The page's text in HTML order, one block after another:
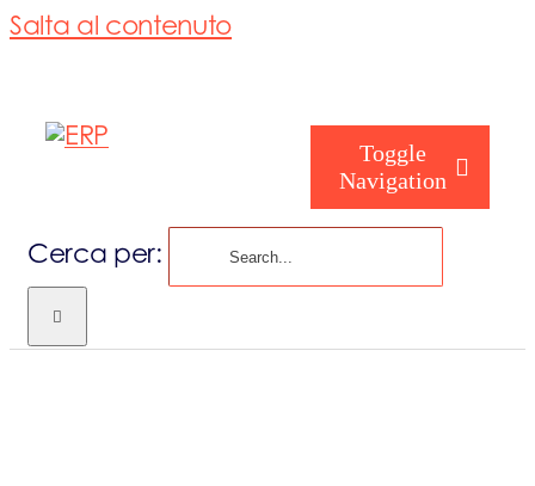
Salta al contenuto
Toggle
Navigation
Cerca per: